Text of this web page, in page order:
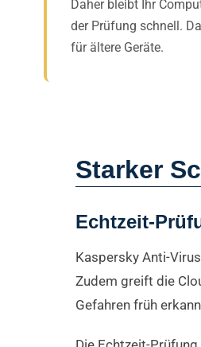
Daher bleibt Ihr
der Prüfung schnell.
für ältere Geräte.
Starker
Echtzeit-
Kaspersky Anti-
Zudem greift die
Gefahren früh